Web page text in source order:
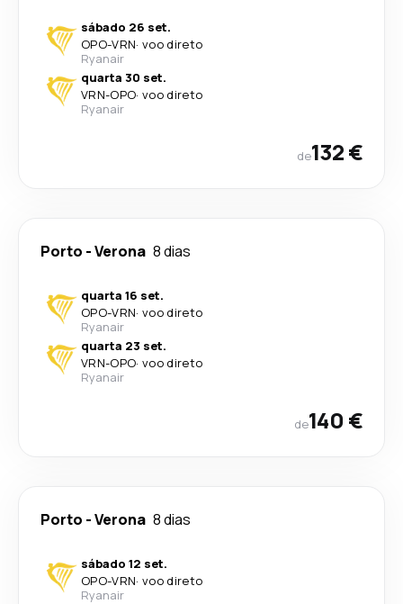
sábado 26 set.
OPO-VRN· voo direto
Ryanair
quarta 30 set.
VRN-OPO· voo direto
Ryanair
de132 €
Porto -Verona 8 dias
quarta 16 set.
OPO-VRN· voo direto
Ryanair
quarta 23 set.
VRN-OPO· voo direto
Ryanair
de140 €
Porto -Verona 8 dias
sábado 12 set.
OPO-VRN· voo direto
Ryanair